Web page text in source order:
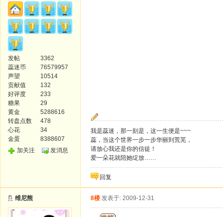
发帖
3362
蕊迷币
76579957
声望
10514
贡献值
132
好评度
233
糖果
29
黄金
5288616
转盘点数
478
心花
34
金蛋
8388607
加关注
发消息
我是蕊迷，那一刻是，这一生便是~~~
蕊，当这个世界一步一步华丽到荒芜，
请放心我还是你的信徒！
爱一朵花就陪她绽放……
回复
维尼熊 8楼 发表于: 2009-12-31